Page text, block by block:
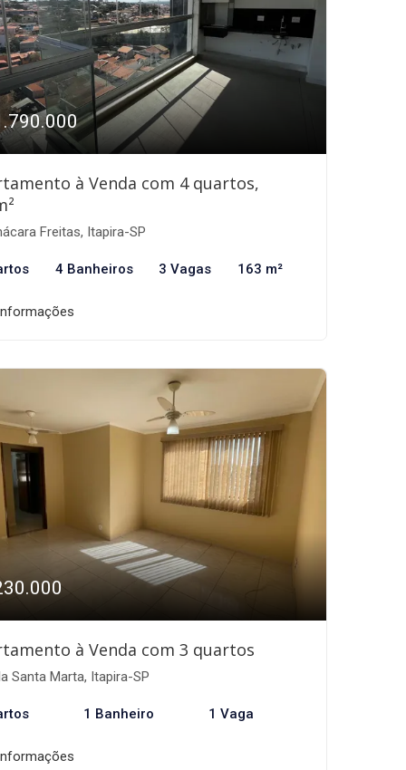
à Venda com 4 quartos,
Freitas, Itapira-SP
4 Banheiros 3 Vagas 163 m²
à Venda com 3 quartos
Santa Marta, Itapira-SP
1 Banheiro 1 Vaga